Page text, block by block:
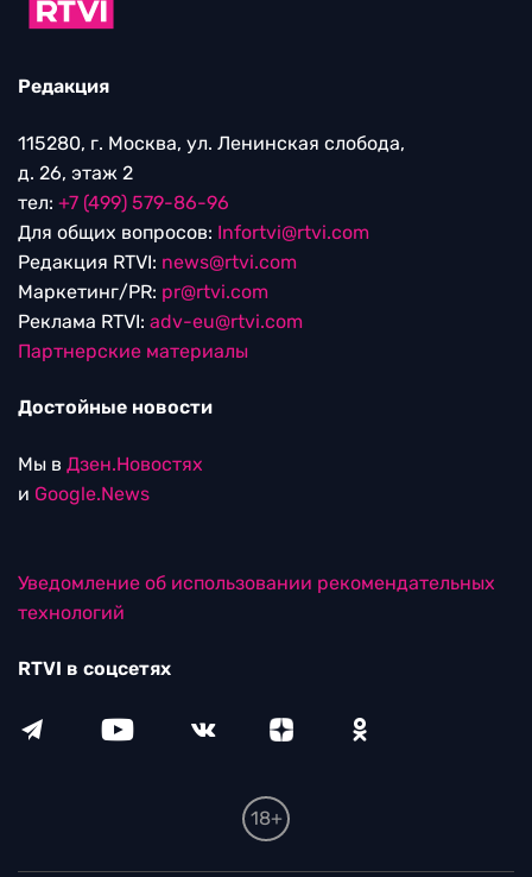
Редакция
115280, г. Москва, ул. Ленинская слобода,
д. 26, этаж 2
тел: +7 (499) 579-86-96
Для общих вопросов: Infortvi@rtvi.com
Редакция RTVI: news@rtvi.com
Маркетинг/PR: pr@rtvi.com
Реклама RTVI: adv-eu@rtvi.com
Партнерские материалы
Достойные новости
Мы в Дзен.Новостях
и Google.News
Уведомление об использовании рекомендательных
технологий
RTVI в соцсетях
18+